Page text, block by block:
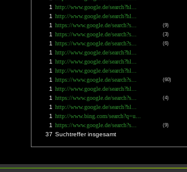
1 http://www.google.de/search?hl...
1 http://www.google.de/search?hl...
1 https://www.google.de/search?s... (9)
1 https://www.google.de/search?s... (3)
1 https://www.google.de/search?s... (6)
1 http://www.google.de/search?hl...
1 http://www.google.de/search?hl...
1 http://www.google.de/search?hl...
1 https://www.google.de/search?s... (60)
1 http://www.google.de/search?hl...
1 https://www.google.de/search?s... (4)
1 http://www.google.de/search?hl...
1 http://www.bing.com/search?q=u...
1 https://www.google.de/search?s... (9)
37 Suchtreffer insgesamt